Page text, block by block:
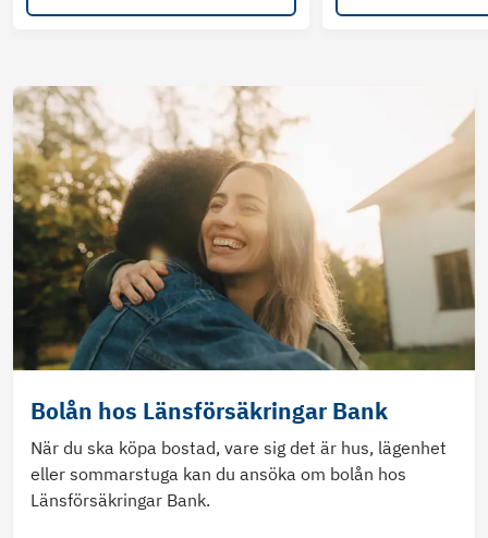
Bolån hos Länsförsäkringar Bank
När du ska köpa bostad, vare sig det är hus, lägenhet
eller sommarstuga kan du ansöka om bolån hos
Länsförsäkringar Bank.